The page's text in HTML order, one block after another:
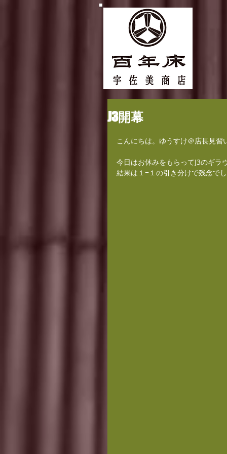
J3開幕
こんにちは。ゆうすけ＠店長見習
今日はお休みをもらってJ3のギラ
結果は１−１の引き分けで残念で